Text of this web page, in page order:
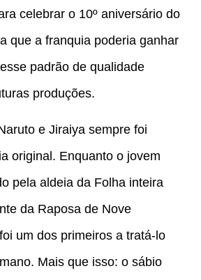
celebrar o 10º aniversário do
que a franquia poderia ganhar
padrão de qualidade
produções.
e Jiraiya sempre foi
original. Enquanto o jovem
pela aldeia da Folha inteira
da Raposa de Nove
um dos primeiros a tratá-lo
Mais que isso: o sábio